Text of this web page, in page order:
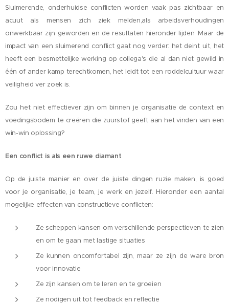
Sluimerende, onderhuidse conflicten worden vaak pas zichtbaar en
acuut als mensen zich ziek melden,als arbeidsverhoudingen
onwerkbaar zijn geworden en de resultaten hieronder lijden. Maar de
impact van een sluimerend conflict gaat nog verder: het deint uit, het
heeft een besmettelijke werking op collega's die al dan niet gewild in
één of ander kamp terechtkomen, het leidt tot een roddelcultuur waar
veiligheid ver zoek is.
Zou het niet effectiever zijn om binnen je organisatie de context en
voedingsbodem te creëren die zuurstof geeft aan het vinden van een
win-win oplossing?
Een conflict is als een ruwe diamant
Op de juiste manier en over de juiste dingen ruzie maken, is goed
voor je organisatie, je team, je werk en jezelf. Hieronder een aantal
mogelijke effecten van constructieve conflicten:
Ze scheppen kansen om verschillende perspectieven te zien
en om te gaan met lastige situaties
Ze kunnen oncomfortabel zijn, maar ze zijn de ware bron
voor innovatie
Ze zijn kansen om te leren en te groeien
Ze nodigen uit tot feedback en reflectie